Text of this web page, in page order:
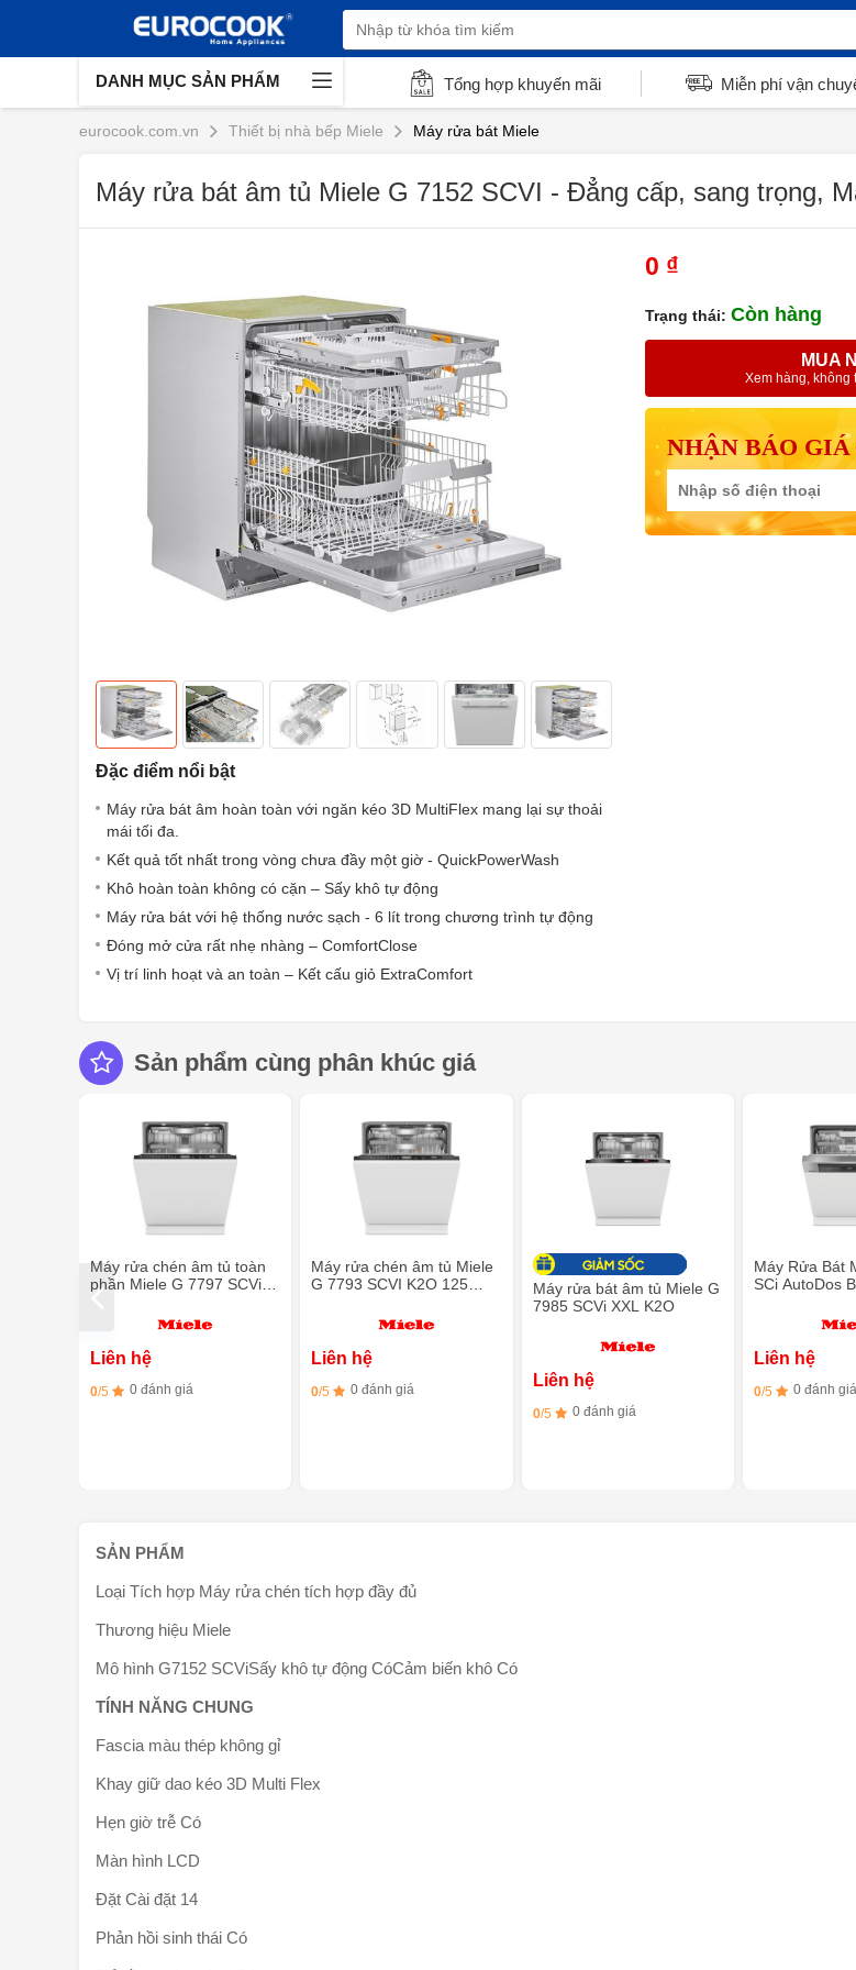
DANH MỤC SẢN PHẨM Tổng hợp khuyến mãi Miễn phí vận
eurocook.com.vn Thiết bị nhà bếp Miele Máy rửa bát Miele
Máy rửa bát âm tủ Miele G 7152 SCVI - Đẳng cấp, sang trọng,
Đặc điểm nổi bật
Máy rửa bát âm hoàn toàn với ngăn kéo 3D MultiFlex mang lại sự thoải
mái tối đa.
Kết quả tốt nhất trong vòng chưa đầy một giờ - QuickPowerWash
Khô hoàn toàn không có cặn – Sấy khô tự động
Máy rửa bát với hệ thống nước sạch - 6 lít trong chương trình tự động
Đóng mở cửa rất nhẹ nhàng – ComfortClose
Vị trí linh hoạt và an toàn – Kết cấu giỏ ExtraComfort
0 ₫
Trạng thái: Còn hàng
MUA
Xem hàng, không
NHẬN BÁO
Sản phẩm cùng phân khúc giá
Máy rửa chén âm tủ toàn
phần Miele G 7797 SCVi
Liên hệ
0/5 0 đánh giá
Máy rửa chén âm tủ Miele
G 7793 SCVI K2O 125
Liên hệ
0/5 0 đánh giá
Máy rửa bát âm tủ Miele G
7985 SCVi XXL K2O
Liên hệ
0/5 0 đánh giá
Máy Rửa Bát
SCi AutoDos
Liên hệ
0/5 0 đánh giá
SẢN PHẨM
Loại Tích hợp Máy rửa chén tích hợp đầy đủ
Thương hiệu Miele
Mô hình G7152 SCViSấy khô tự động CóCảm biến khô Có
TÍNH NĂNG CHUNG
Fascia màu thép không gỉ
Khay giữ dao kéo 3D Multi Flex
Hẹn giờ trễ Có
Màn hình LCD
Đặt Cài đặt 14
Phản hồi sinh thái Có